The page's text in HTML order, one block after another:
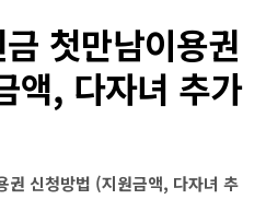
첫만남이용권
액, 다자녀 추가
권 신청방법 (지원금액, 다자녀 추